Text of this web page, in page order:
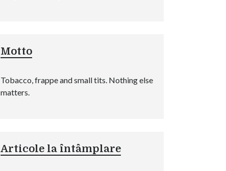
Motto
Tobacco, frappe and small tits. Nothing else
matters.
Articole la întâmplare